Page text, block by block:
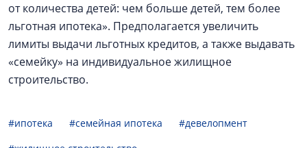
от количества детей: чем больше детей, тем более
льготная ипотека». Предполагается увеличить
лимиты выдачи льготных кредитов, а также выдавать
«семейку» на индивидуальное жилищное
строительство.
#ипотека #семейная ипотека
#девелопмент